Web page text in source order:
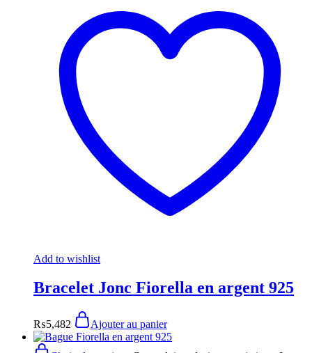
Add to wishlist
Bracelet Jonc Fiorella en argent 925
₨5,482 Ajouter au panier